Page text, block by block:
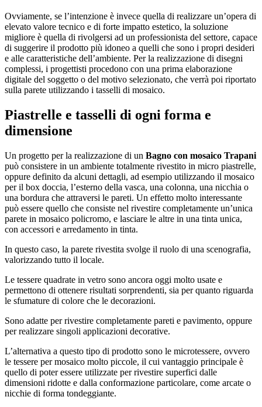
Ovviamente, se l’intenzione è invece quella di realizzare un’opera di
elevato valore tecnico e di forte impatto estetico, la soluzione
migliore è quella di rivolgersi ad un professionista del settore, capace
di suggerire il prodotto più idoneo a quelli che sono i propri desideri
e alle caratteristiche dell’ambiente. Per la realizzazione di disegni
complessi, i progettisti procedono con una prima elaborazione
digitale del soggetto o del motivo selezionato, che verrà poi riportato
sulla parete utilizzando i tasselli di mosaico.
Piastrelle e tasselli di ogni forma e
dimensione
Un progetto per la realizzazione di un Bagno con mosaico Trapani
può consistere in un ambiente totalmente rivestito in micro piastrelle,
oppure definito da alcuni dettagli, ad esempio utilizzando il mosaico
per il box doccia, l’esterno della vasca, una colonna, una nicchia o
una bordura che attraversi le pareti. Un effetto molto interessante
può essere quello che consiste nel rivestire completamente un’unica
parete in mosaico policromo, e lasciare le altre in una tinta unica,
con accessori e arredamento in tinta.
In questo caso, la parete rivestita svolge il ruolo di una scenografia,
valorizzando tutto il locale.
Le tessere quadrate in vetro sono ancora oggi molto usate e
permettono di ottenere risultati sorprendenti, sia per quanto riguarda
le sfumature di colore che le decorazioni.
Sono adatte per rivestire completamente pareti e pavimento, oppure
per realizzare singoli applicazioni decorative.
L’alternativa a questo tipo di prodotto sono le microtessere, ovvero
le tessere per mosaico molto piccole, il cui vantaggio principale è
quello di poter essere utilizzate per rivestire superfici dalle
dimensioni ridotte e dalla conformazione particolare, come arcate o
nicchie di forma tondeggiante.